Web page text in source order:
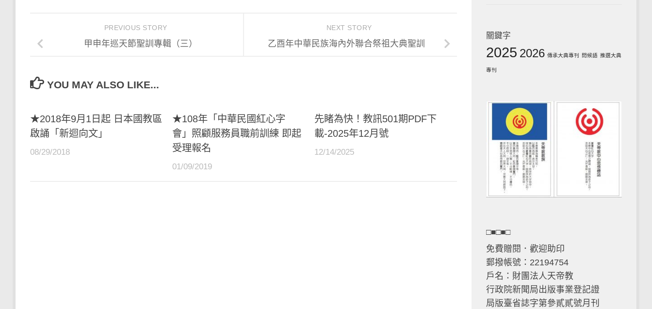
NEXT STORY
乙酉年中華民族海內外聯合祭祖大典聖訓
PREVIOUS STORY
甲申年巡天節聖訓專輯（三）
YOU MAY ALSO LIKE...
★2018年9月1日起 日本國教區
啟誦「新迴向文」
08/29/2018
★108年「中華民國紅心字
會」照顧服務員職前訓練 即起
受理報名
01/09/2019
先睹為快！教訊501期PDF下
載-2025年12月號
12/14/2025
關鍵字
2025 2026 傳承大典專刊 問候語 推選大典
專刊
□■□■□
免費贈閱．歡迎助印
郵撥帳號：22194754
戶名：財團法人天帝教
行政院新聞局出版事業登記證
局版臺省誌字第參貳貳號月刊